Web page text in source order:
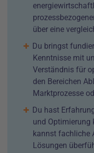
über eine
Du bringst
Kenntnisse mit
Verständnis für
den Bereichen
Marktprozesse
Du hast
und Optimierung
kannst fachliche
Lösungen